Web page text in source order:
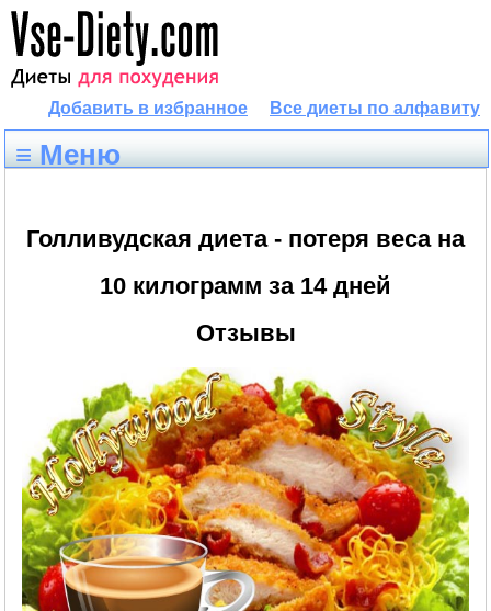
Все диеты по алфавиту
Добавить в избранное
≡ Меню
Голливудская диета - потеря веса на
10 килограмм за 14 дней
Отзывы